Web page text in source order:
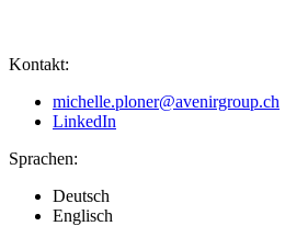
Kontakt:
michelle.ploner@avenirgroup.ch
LinkedIn
Sprachen:
Deutsch
Englisch